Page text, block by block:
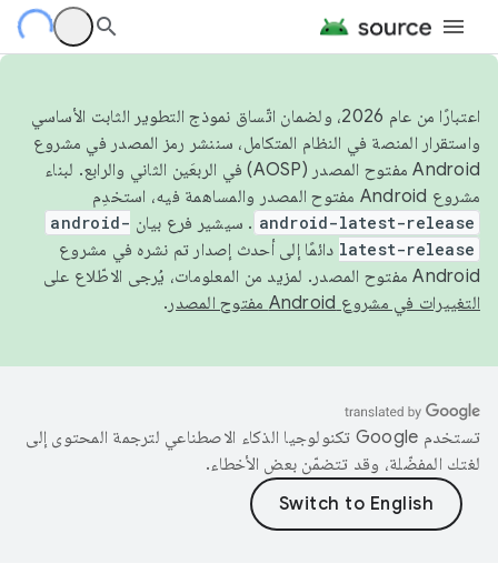
اعتبارًا من عام 2026، ولضمان اتّساق نموذج التطوير الثابت الأساسي
واستقرار المنصة في النظام المتكامل، سننشر رمز المصدر في مشروع
Android مفتوح المصدر (AOSP) في الربعَين الثاني والرابع. لبناء
مشروع Android مفتوح المصدر والمساهمة فيه، استخدِم
android-latest-release . سيشير فرع بيان android-
latest-release دائمًا إلى أحدث إصدار تم نشره في مشروع
Android مفتوح المصدر. لمزيد من المعلومات، يُرجى الاطّلاع على
التغييرات في مشروع Android مفتوح المصدر
.
تستخدم Google تكنولوجيا الذكاء الاصطناعي لترجمة المحتوى إلى
لغتك المفضّلة، وقد تتضمّن بعض الأخطاء.